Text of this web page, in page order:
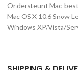
Ondersteunt Mac-
Mac OS X 10.6 Snow
Windows XP/Vista/